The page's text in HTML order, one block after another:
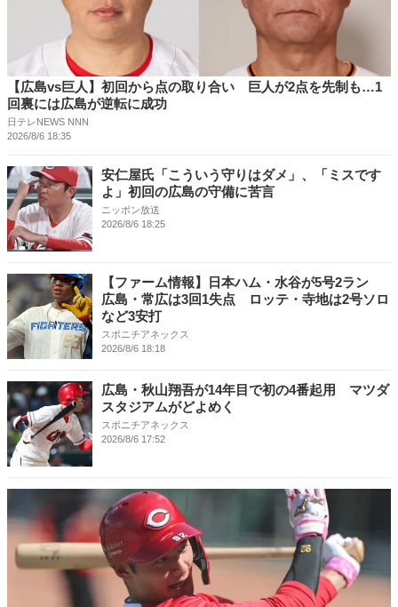
【広島vs巨人】初回から点の取り合い 巨人が2点を先制も…1
回裏には広島が逆転に成功
日テレNEWS NNN
2026/8/6 18:35
安仁屋氏「こういう守りはダメ」、「ミスです
よ」初回の広島の守備に苦言
ニッポン放送
2026/8/6 18:25
【ファーム情報】日本ハム・水谷が5号2ラン
広島・常広は3回1失点 ロッテ・寺地は2号ソロ
など3安打
スポニチアネックス
2026/8/6 18:18
広島・秋山翔吾が14年目で初の4番起用 マツダ
スタジアムがどよめく
スポニチアネックス
2026/8/6 17:52